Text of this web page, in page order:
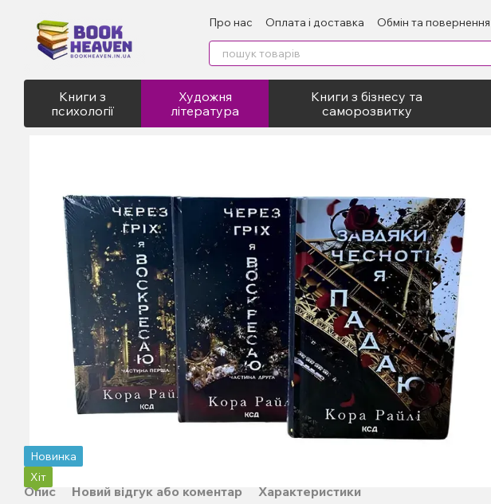
Про нас Оплата і доставка Обмін та повернення
Відгуки про магазин
Публічний договір
Книги з
психології
Художня
література
Книги з бізнесу та
саморозвитку
Новинка
Хіт
Опис Новий відгук або коментар Характеристики